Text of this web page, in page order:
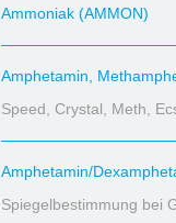
Ammoniak (AMMON)
Amphetamin,
Speed, Crystal, Meth,
Amphetamin/
Spiegelbestimmung bei